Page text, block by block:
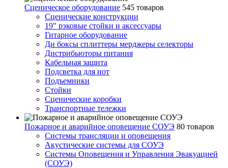
Сценическое оборудование 545 товаров
Сценические конструкции
19" рэковые стойки и аксесcуары
Гитарное оборудование
Ди боксы сплиттеры мерджеры селекторы
Дистрибьюторы питания
Кабельная защита
Подсветка для нот
Подъемники
Стойки
Сценические коробки
Транспортные тележки
Пожарное и аварийное оповещение СОУЭ 80 товаров
Cистемы трансляции и оповещения
Акустические системы для СОУЭ
Системы Оповещения и Управления Эвакуацией
(СОУЭ)